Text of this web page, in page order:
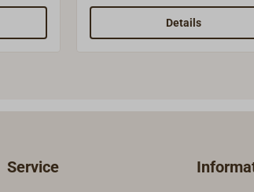
findet.Das Kurbelrad ist aus
unbehandeltem Gusseisen,
Fragen Sie uns gerne
Details
Service